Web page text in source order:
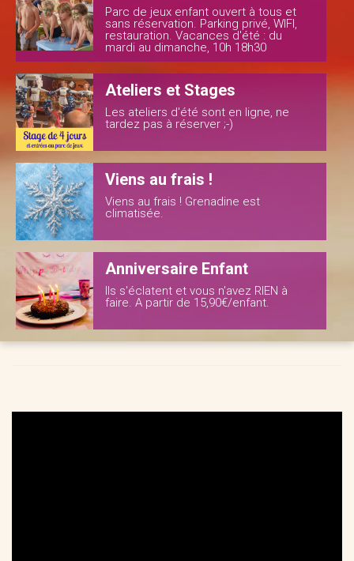
Parc de jeux enfant ouvert à tous et
sans réservation. Parking privé, WIFI,
restauration. Vacances d'été : du
mardi au dimanche, 10h 18h30
Ateliers et Stages
Les ateliers d'été sont en ligne, ne
tardez pas à réserver ;-)
Viens au frais !
Viens au frais ! Grenadine est
climatisée.
Anniversaire Enfant
Ils s'éclatent et vous n'avez RIEN à
faire. A partir de 15,90€/enfant.